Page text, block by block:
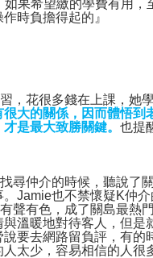
如果希望繳的學費有用
時負擔得起的』
，花很多錢在上課，她
大的關係，因而體悟
是最大致勝關鍵。 也提
尋仲介的時候，聽說了
Jamie也不禁懷疑K仲介
聲有色，成了關島最熱
溫暖地對待客人，但
要去網路留負評，有
太少，容易相信的人很